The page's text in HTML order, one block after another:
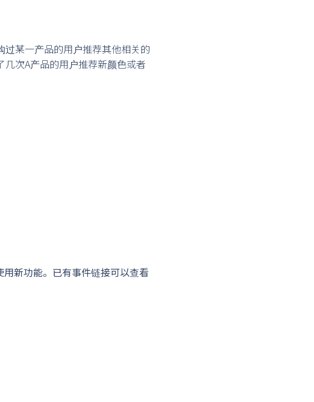
某一产品的用户推荐其他相关的
次A产品的用户推荐新颜色或者
新功能。已有事件链接可以查看